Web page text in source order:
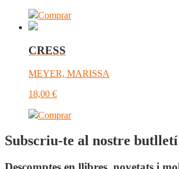
Comprar
CRESS
MEYER, MARISSA
18,00 €
Comprar
Subscriu-te al nostre